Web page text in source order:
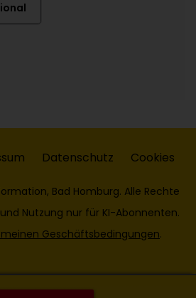
Datenschutz Cookies
Bad Homburg. Alle Rechte
Nutzung nur für KI-Abonnenten.
Geschäftsbedingungen.